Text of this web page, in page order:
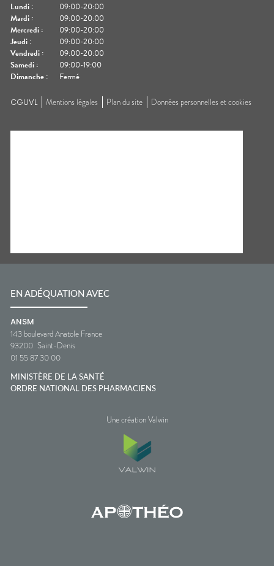
Lundi :
09:00-20:00
Mardi :
09:00-20:00
Mercredi :
09:00-20:00
Jeudi :
09:00-20:00
Vendredi :
09:00-20:00
Samedi :
09:00-19:00
Dimanche : Fermé
CGUVL Mentions légales Plan du site Données personnelles et cookies
EN ADÉQUATION AVEC
ANSM
143 boulevard Anatole France
93200 Saint-Denis
01 55 87 30 00
MINISTÈRE DE LA SANTÉ
ORDRE NATIONAL DES PHARMACIENS
Une création Valwin